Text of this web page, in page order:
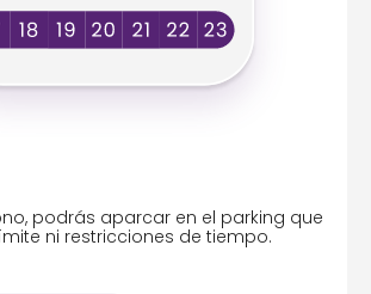
podrás aparcar en el parking que
ni restricciones de tiempo.